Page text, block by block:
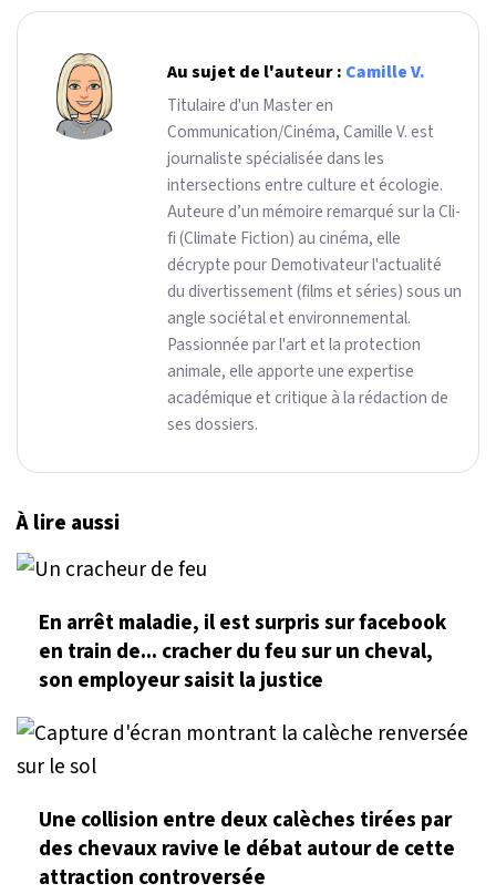
Au sujet de l'auteur : Camille V.
Titulaire d'un Master en
Communication/Cinéma, Camille V. est
journaliste spécialisée dans les
intersections entre culture et écologie.
Auteure d’un mémoire remarqué sur la Cli-
fi (Climate Fiction) au cinéma, elle
décrypte pour Demotivateur l'actualité
du divertissement (films et séries) sous un
angle sociétal et environnemental.
Passionnée par l'art et la protection
animale, elle apporte une expertise
académique et critique à la rédaction de
ses dossiers.
À lire aussi
En arrêt maladie, il est surpris sur facebook
en train de... cracher du feu sur un cheval,
son employeur saisit la justice
Une collision entre deux calèches tirées par
des chevaux ravive le débat autour de cette
attraction controversée